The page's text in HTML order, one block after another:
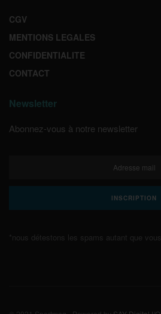
CGV
MENTIONS LEGALES
CONFIDENTIALITE
CONTACT
Newsletter
Abonnez-vous à notre newsletter
*nous détestons les spams autant que vous